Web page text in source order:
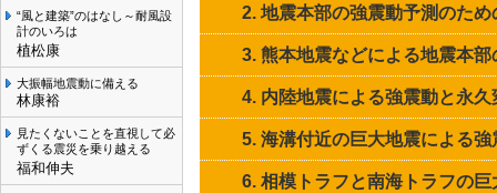
“風と建築”のはなし～耐風設
計のいろは
植松康
大振幅地震動に備える
林康裕
見たくないことを直視して必
ずくる震災を乗り越える
福和伸夫
2. 地震本部の強震動予測のた
3. 熊本地震などによる地震本
4. 内陸地震による強震動と永
5. 海溝付近の巨大地震による
6. 相模トラフと南海トラフの